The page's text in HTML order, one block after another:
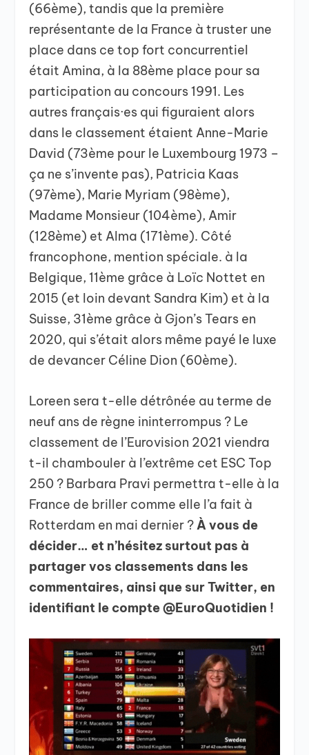
(66ème), tandis que la première
représentante de la France à truster une
place dans ce top fort concurrentiel
était Amina, à la 88ème place pour sa
participation au concours 1991. Les
autres français·es qui figuraient alors
dans le classement étaient Anne-Marie
David (73ème pour le Luxembourg 1973 –
ça ne s’invente pas), Patricia Kaas
(97ème), Marie Myriam (98ème),
Madame Monsieur (104ème), Amir
(128ème) et Alma (171ème). Côté
francophone, mention spéciale. à la
Belgique, 11ème grâce à Loïc Nottet en
2015 (et loin devant Sandra Kim) et à la
Suisse, 31ème grâce à Gjon’s Tears en
2020, qui s’était alors même payé le luxe
de devancer Céline Dion (60ème).
Loreen sera t-elle détrônée au terme de
neuf ans de règne ininterrompus ? Le
classement de l’Eurovision 2021 viendra
t-il chambouler à l’extrême cet ESC Top
250 ? Barbara Pravi permettra t-elle à la
France de briller comme elle l’a fait à
Rotterdam en mai dernier ?À vous de
décider… et n’hésitez surtout pas à
partager vos classements dans les
commentaires, ainsi que sur Twitter, en
identifiant le compte @EuroQuotidien !